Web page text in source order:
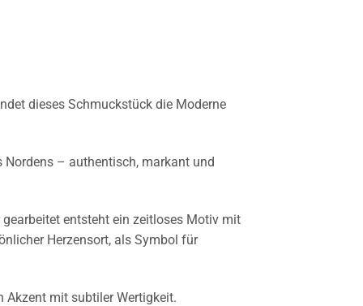
dieses Schmuckstück die Moderne
Nordens – authentisch, markant und
entsteht ein zeitloses Motiv mit
Herzensort, als Symbol für
Akzent mit subtiler Wertigkeit.